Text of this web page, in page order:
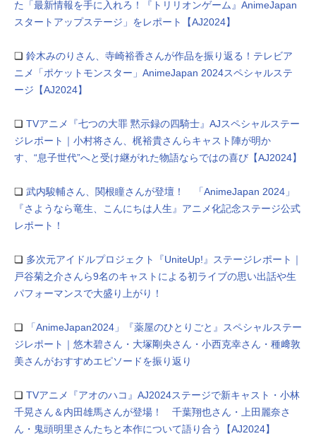
た「最新情報を手に入れろ！『トリリオンゲーム』AnimeJapan
スタートアップステージ」をレポート【AJ2024】
❏ 鈴木みのりさん、寺崎裕香さんが作品を振り返る！テレビア
ニメ「ポケットモンスター」AnimeJapan 2024スペシャルステ
ージ【AJ2024】
❏ TVアニメ『七つの大罪 黙示録の四騎士』AJスペシャルステー
ジレポート｜小村将さん、梶裕貴さんらキャスト陣が明か
す、“息子世代”へと受け継がれた物語ならではの喜び【AJ2024】
❏ 武内駿輔さん、関根瞳さんが登壇！ 「AnimeJapan 2024」
『さようなら竜生、こんにちは人生』アニメ化記念ステージ公式
レポート！
❏ 多次元アイドルプロジェクト『UniteUp!』ステージレポート｜
戸谷菊之介さんら9名のキャストによる初ライブの思い出話や生
パフォーマンスで大盛り上がり！
❏
「AnimeJapan2024」『薬屋のひとりごと』スペシャルステー
ジレポート｜悠木碧さん・大塚剛央さん・小西克幸さん・種﨑敦
美さんがおすすめエピソードを振り返り
❏ TVアニメ『アオのハコ』AJ2024ステージで新キャスト・小林
千晃さん＆内田雄馬さんが登場！ 千葉翔也さん・上田麗奈さ
ん・鬼頭明里さんたちと本作について語り合う【AJ2024】